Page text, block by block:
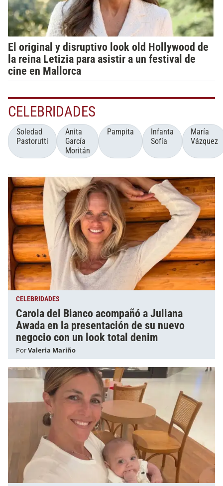
El original y disruptivo look old Hollywood de
la reina Letizia para asistir a un festival de
cine en Mallorca
CELEBRIDADES
Soledad
Pastorutti
Anita
García
Moritán
Pampita
Infanta
Sofía
María
Vázquez
CELEBRIDADES
Carola del Bianco acompañó a Juliana
Awada en la presentación de su nuevo
negocio con un look total denim
PorValeria Mariño